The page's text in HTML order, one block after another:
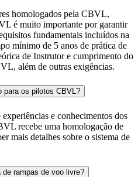
homologados pela CBVL,
é muito importante por garantir
fundamentais incluídos na
mínimo de 5 anos de prática de
de Instrutor e cumprimento do
além de outras exigências.
para os pilotos CBVL?
e conhecimentos dos
recebe uma homologação de
mais detalhes sobre o sistema de
rampas de voo livre?